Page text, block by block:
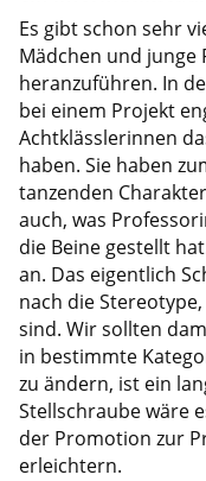
Es gibt schon sehr
Mädchen und junge
heranzuführen. In
bei einem Projekt
Achtklässlerinnen
haben. Sie haben
tanzenden
auch, was
die Beine gestellt
an. Das eigentlich
nach die
sind. Wir sollten
in bestimmte
zu ändern, ist ein
Stellschraube wäre
der Promotion zur
erleichtern.